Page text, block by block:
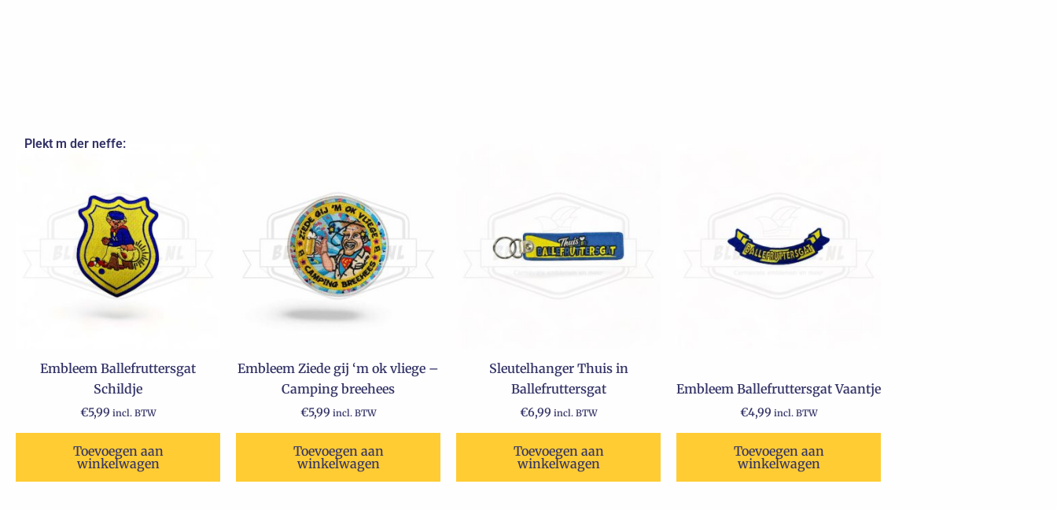
Plekt m der neffe:
Embleem Ballefruttersgat
Schildje
€5,99 incl. BTW
Toevoegen aan
winkelwagen
Embleem Ziede gij ‘m ok vliege –
Camping breehees
€5,99 incl. BTW
Toevoegen aan
winkelwagen
Sleutelhanger Thuis in
Ballefruttersgat
€6,99 incl. BTW
Toevoegen aan
winkelwagen
Embleem Ballefruttersgat Vaantje
€4,99 incl. BTW
Toevoegen aan
winkelwagen